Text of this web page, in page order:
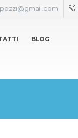
BLOG